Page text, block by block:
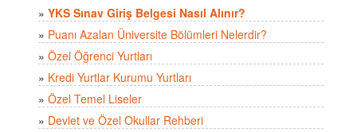
» YKS Sınav Giriş Belgesi Nasıl Alınır?
» Puanı Azalan Üniversite Bölümleri Nelerdir?
» Özel Öğrenci Yurtları
» Kredi Yurtlar Kurumu Yurtları
» Özel Temel Liseler
» Devlet ve Özel Okullar Rehberi